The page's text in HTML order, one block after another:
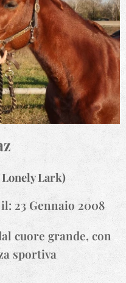
Lark)
23 Gennaio 2008
cuore grande, con
sportiva